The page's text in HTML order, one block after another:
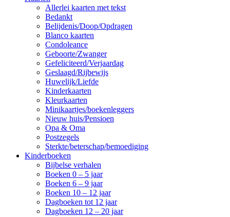
Allerlei kaarten met tekst
Bedankt
Belijdenis/Doop/Opdragen
Blanco kaarten
Condoleance
Geboorte/Zwanger
Gefeliciteerd/Verjaardag
Geslaagd/Rijbewijs
Huwelijk/Liefde
Kinderkaarten
Kleurkaarten
Minikaartjes/boekenleggers
Nieuw huis/Pensioen
Opa & Oma
Postzegels
Sterkte/beterschap/bemoediging
Kinderboeken
Bijbelse verhalen
Boeken 0 – 5 jaar
Boeken 6 – 9 jaar
Boeken 10 – 12 jaar
Dagboeken tot 12 jaar
Dagboeken 12 – 20 jaar